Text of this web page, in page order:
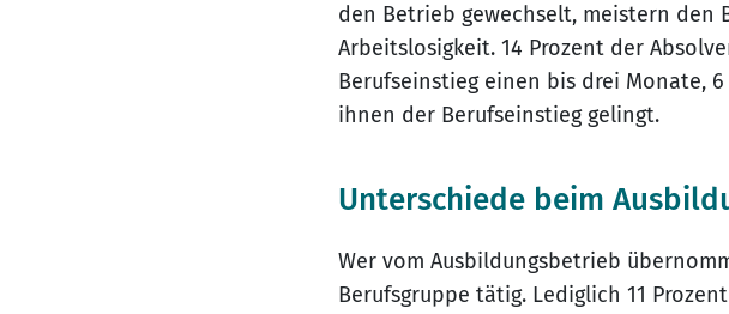
den Betrieb gewechselt, meistern den
Arbeitslosigkeit. 14 Prozent der
Berufseinstieg einen bis drei Monate,
ihnen der Berufseinstieg gelingt.
Unterschiede beim
Wer vom Ausbildungsbetrieb
Berufsgruppe tätig. Lediglich 11